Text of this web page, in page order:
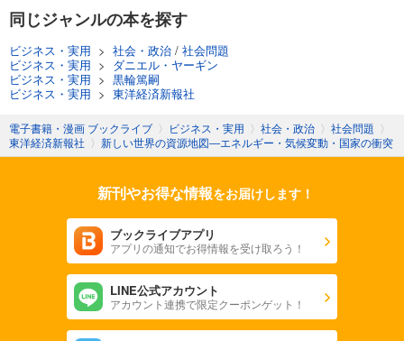
同じジャンルの本を探す
ビジネス・実用 > 社会・政治 / 社会問題
ビジネス・実用 > ダニエル・ヤーギン
ビジネス・実用 > 黒輪篤嗣
ビジネス・実用 > 東洋経済新報社
電子書籍・漫画 ブックライブ 〉 ビジネス・実用 〉 社会・政治 〉 社会問題 〉
東洋経済新報社 〉 新しい世界の資源地図―エネルギー・気候変動・国家の衝突
新刊やお得な情報をお届けします！
ブックライブアプリ
アプリの通知でお得情報を受け取ろう！
LINE公式アカウント
アカウント連携で限定クーポンゲット！